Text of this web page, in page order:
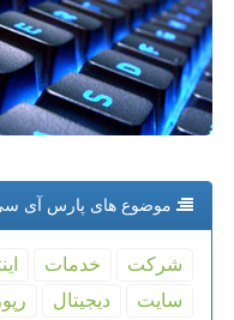
موضوع های پارس آی
شركت خدمات
سایت
دیجیتال